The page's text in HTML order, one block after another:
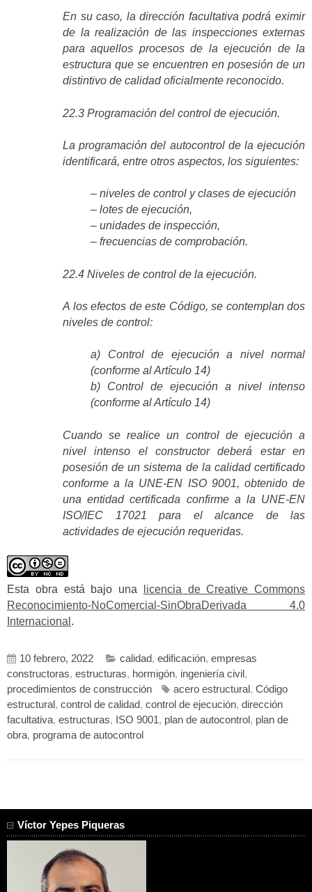
En su caso, la dirección facultativa podrá eximir
de la realización de las inspecciones externas
para aquellos procesos de la ejecución de la
estructura que se encuentren en posesión de un
distintivo de calidad oficialmente reconocido.
22.3 Programación del control de ejecución.
La programación del autocontrol de la ejecución
identificará, entre otros aspectos, los siguientes:
– niveles de control y clases de ejecución
– lotes de ejecución,
– unidades de inspección,
– frecuencias de comprobación.
22.4 Niveles de control de la ejecución.
A los efectos de este Código, se contemplan dos
niveles de control:
a) Control de ejecución a nivel normal
(conforme al Artículo 14)
b) Control de ejecución a nivel intenso
(conforme al Artículo 14)
Cuando se realice un control de ejecución a
nivel intenso el constructor deberá estar en
posesión de un sistema de la calidad certificado
conforme a la UNE-EN ISO 9001, obtenido de
una entidad certificada confirme a la UNE-EN
ISO/IEC 17021 para el alcance de las
actividades de ejecución requeridas.
Esta obra está bajo una
licencia de Creative Commons
Reconocimiento-NoComercial-SinObraDerivada 4.0
Internacional .
10 febrero, 2022 calidad, edificación, empresas
constructoras, estructuras, hormigón, ingeniería civil ,
procedimientos de construcción
acero estructural , Código
estructural , control de calidad, control de ejecución, dirección
facultativa, estructuras, ISO 9001 , plan de autocontrol , plan de
obra, programa de autocontrol
Víctor Yepes Piqueras